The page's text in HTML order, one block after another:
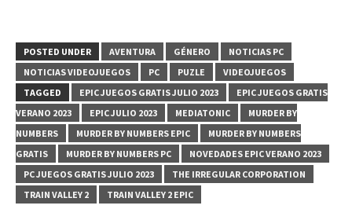
POSTED UNDER AVENTURA GÉNERO
NOTICIAS PC
NOTICIAS VIDEOJUEGOS
PC PUZLE
VIDEOJUEGOS
TAGGED
EPIC JUEGOS GRATIS JULIO 2023
EPIC JUEGOS GRATIS
VERANO 2023
EPIC JULIO 2023 MEDIATONIC
MURDER BY
NUMBERS
MURDER BY NUMBERS EPIC
MURDER BY NUMBERS
GRATIS
MURDER BY NUMBERS PC
NOVEDADES EPIC VERANO 2023
PC JUEGOS GRATIS JULIO 2023
THE IRREGULAR CORPORATION
TRAIN VALLEY 2
TRAIN VALLEY 2 EPIC